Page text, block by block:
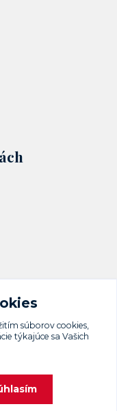
súborov cookies,
týkajúce sa Vašich